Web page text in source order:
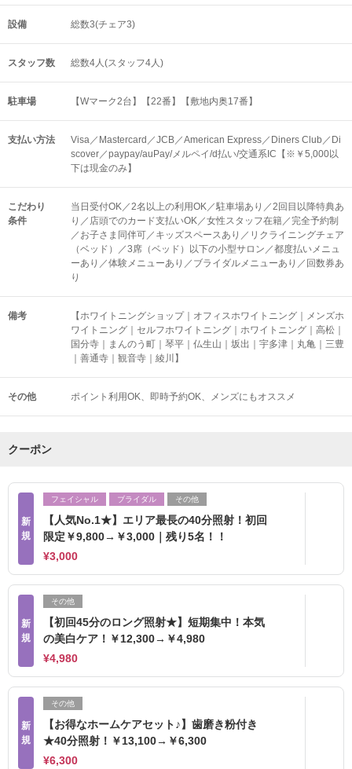
設備 総数3(チェア3)
スタッフ数 総数4人(スタッフ4人)
駐車場 【Wマーク2台】【22番】【敷地内奥17番】
支払い方法
Visa／Mastercard／JCB／American Express／Diners Club／Di
scover／paypay/auPay/メルペイ/d払い/交通系IC【※￥5,000以
下は現金のみ】
こだわり
条件
当日受付OK／2名以上の利用OK／駐車場あり／2回目以降特典あ
り／店頭でのカード支払いOK／女性スタッフ在籍／完全予約制
／お子さま同伴可／キッズスペースあり／リクライニングチェア
（ベッド）／3席（ベッド）以下の小型サロン／都度払いメニュ
ーあり／体験メニューあり／ブライダルメニューあり／回数券あ
り
備考
【ホワイトニングショップ｜オフィスホワイトニング｜メンズホ
ワイトニング｜セルフホワイトニング｜ホワイトニング｜高松｜
国分寺｜まんのう町｜琴平｜仏生山｜坂出｜宇多津｜丸亀｜三豊
｜善通寺｜観音寺｜綾川】
その他 ポイント利用OK 即時予約OK メンズにもオススメ
クーポン
新
規
フェイシャル ブライダル その他
【人気No.1★】エリア最長の40分照射！初回
限定￥9,800→￥3,000｜残り5名！！
¥3,000
新
規
その他
【初回45分のロング照射★】短期集中！本気
の美白ケア！￥12,300→￥4,980
¥4,980
新
規
その他
【お得なホームケアセット♪】歯磨き粉付き
★40分照射！￥13,100→￥6,300
¥6,300